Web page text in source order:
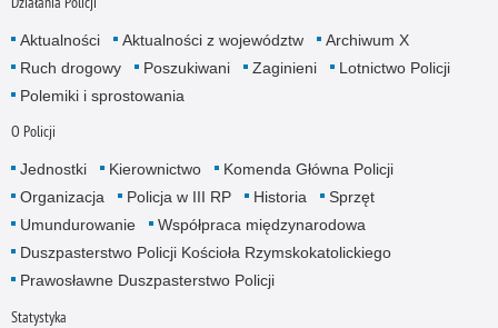
Aktualności Aktualności z województw
Archiwum X
Ruch drogowy
Poszukiwani Zaginieni
Lotnictwo Policji
Polemiki i sprostowania
O Policji
Jednostki Kierownictwo
Komenda Główna Policji
Organizacja
Policja w III RP Historia
Sprzęt
Umundurowanie
Współpraca międzynarodowa
Duszpasterstwo Policji Kościoła Rzymskokatolickiego
Prawosławne Duszpasterstwo Policji
Statystyka